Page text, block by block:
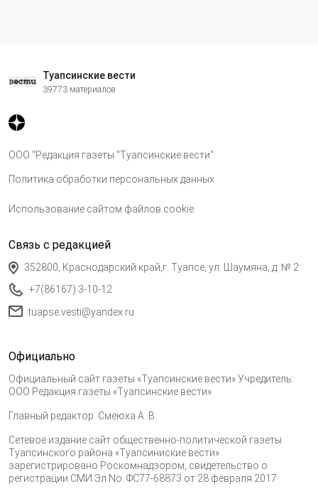
Туапсинские вести
39773 материалов
ООО "Редакция газеты "Туапсинские вести"
Политика обработки персональных данных
Использование сайтом файлов cookie
Связь с редакцией
352800, Краснодарский край,г. Туапсе, ул. Шаумяна, д. № 2
+7(86167) 3-10-12
tuapse.vesti@yandex.ru
Официально
Официальный сайт газеты «Туапсинские вести» Учредитель:
ООО Редакция газеты «Туапсинские вести»
Главный редактор: Смеюха А. В.
Сетевое издание сайт общественно-политической газеты
Туапсинского района «Туапсиниские вести»
зарегистрировано Роскомнадзором, свидетельство о
регистрации СМИ Эл No. ФС77-68873 от 28 февраля 2017